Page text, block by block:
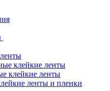
клейкие ленты
клейкие ленты
ленты и пленки